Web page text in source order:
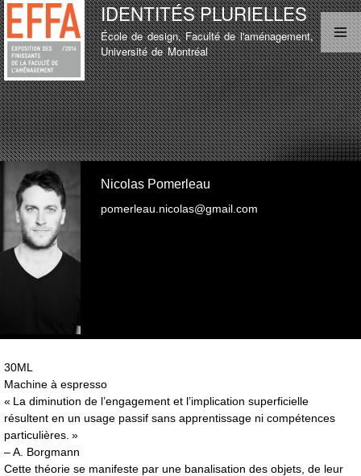
Aller au
contenu
principal
IDENTITÉS PLURIELLES
École de design, Faculté de l'aménagement,
Université de Montréal
MENU PRINCIPAL
LISTE D'ÉTUDIANT
TEST
LISTE D'ÉTUDIANT
Nicolas Pomerleau
pomerleau.nicolas@gmail.com
30ML
Machine à espresso
« La diminution de l’engagement et l’implication superficielle
résultent en un usage passif sans apprentissage ni compétences
particulières. »
– A. Borgmann
Cette théorie se manifeste par une banalisation des objets, de leur